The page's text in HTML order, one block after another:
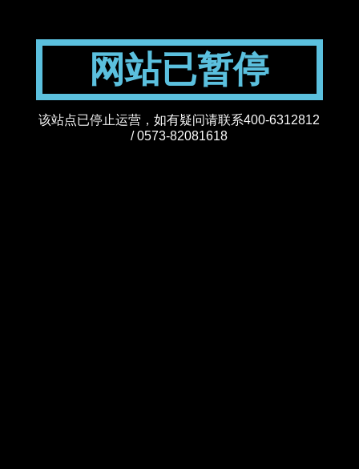
网站已暂停
该站点已停止运营，如有疑问请联系400-6312812
/ 0573-82081618